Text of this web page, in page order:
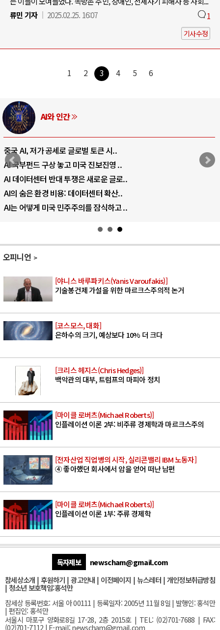
류민 기자
2025.02.25. 16:07 1
기사수정
1 2 3 4 5 6
러시아-우크라이나 전쟁
전쟁의 추상화: 우크라이나, 대리전의 역..
EU·우크라이나 드론 협력 직후, 러시아..
나토, 우크라 군사지원 2027년까지 공..
우크라이나, 덴마크, 에스토니아, 네덜란..
러·우크라, 대규모 공습 주고받아…민간 ..
오피니언
[야니스 바루파키스(Yanis Varoufakis)]
기술봉건제 가설을 위한 마르크스주의적 논거
[코스모스, 대화]
은하수의 크기, 예상보다 10% 더 크다
[크리스 헤지스(Chris Hedges)]
백악관의 대부, 트럼프의 마피아 정치
[마이클 로버츠(Michael Roberts)]
인플레이션 이론 2부: 비주류 경제학과 마르크스주의
[전자산업 직업병의 시작, 실리콘밸리 IBM 노동자]
④ 좋아했던 회사에서 암을 얻어 떠난 남편
[마이클 로버츠(Michael Roberts)]
인플레이션 이론 1부: 주류 경제학
독자제보
newscham@gmail.com
참세상소개 | 후원하기 |광고안내 | 이전페이지 | 뉴스레터| 개인정보취급방침
| 청소년 보호책임:홍석만
참세상 등록번호: 서울 아 00111 | 등록일자: 2005년 11월 8일 | 발행인: 홍석만
| 편집인: 홍석만
서울시 마포구 양화로8길 17-28, 2층 2015호| TEL: (02)701-7688 | FAX:
(02)701-7112 | E-mail:newscham@gmail.com